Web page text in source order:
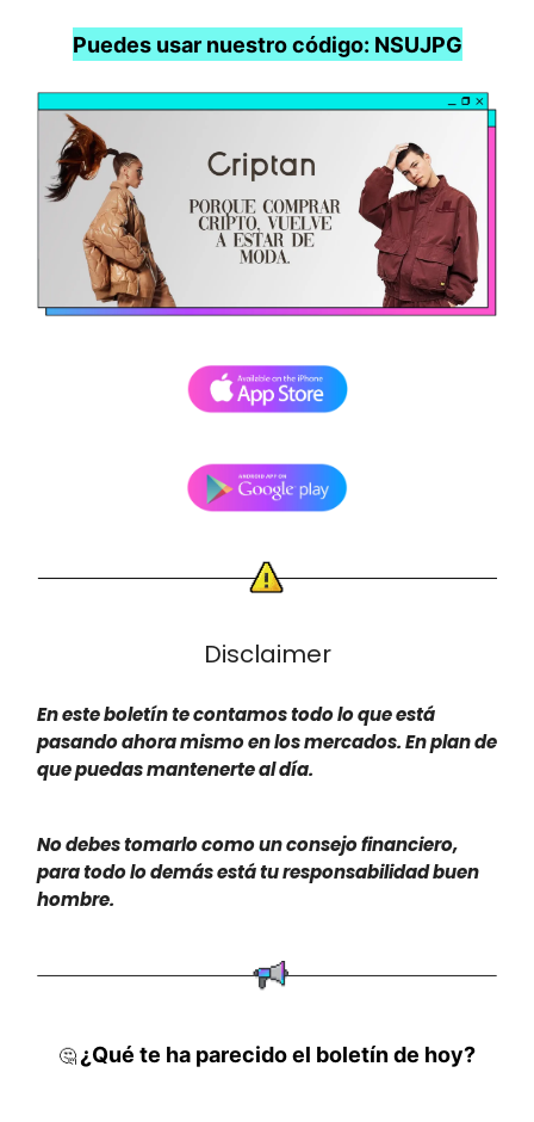
Puedes usar nuestro código: NSUJPG
Disclaimer
En este boletín te contamos todo lo que está
pasando ahora mismo en los mercados. En plan de
que puedas mantenerte al día.
No debes tomarlo como un consejo financiero,
para todo lo demás está tu responsabilidad buen
hombre.
🤔¿Qué te ha parecido el boletín de hoy?